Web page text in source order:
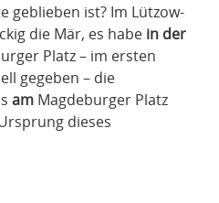
geblieben ist? Im Lützow-
die Mär, es habe in der
Platz – im ersten
gegeben – die
amMagdeburger Platz
dieses